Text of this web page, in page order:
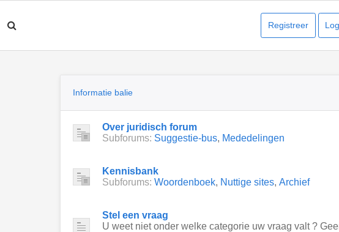
Registreer
Informatie balie
Over juridisch forum
Subforums: Suggestie-bus, Mededelingen
Kennisbank
Subforums: Woordenboek, Nuttige sites, Archief
Stel een vraag
U weet niet onder welke categorie uw vraag valt ?